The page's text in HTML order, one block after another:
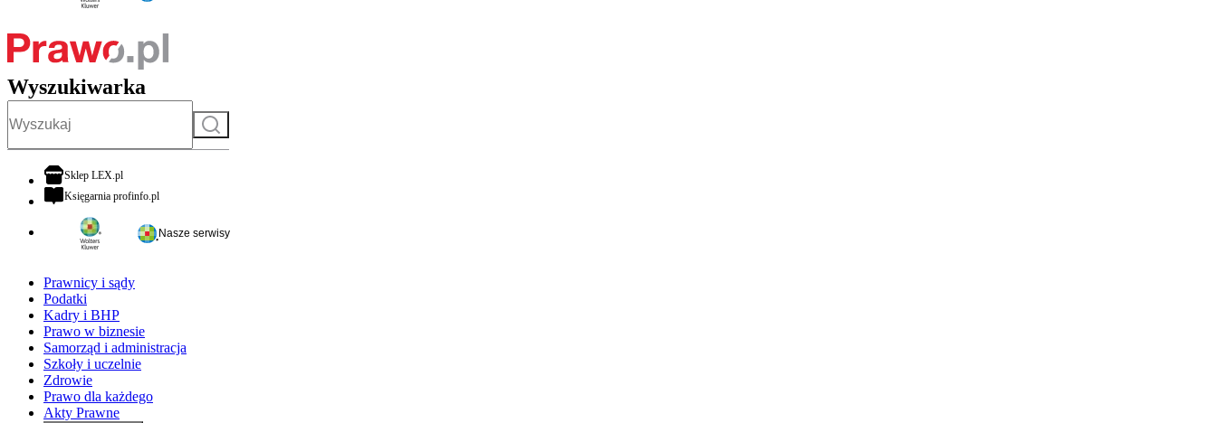
Wyszukiwarka
Szukaj
Sklep LEX.plotwiera się w nowej karcie
Księgarnia profinfo.plotwiera się w nowej karcie
Nasze serwisy
Prawnicy i sądy
Podatki
Kadry i BHP
Prawo w biznesie
Samorząd i administracja
Szkoły i uczelnie
Zdrowie
Prawo dla każdego
Akty Prawne